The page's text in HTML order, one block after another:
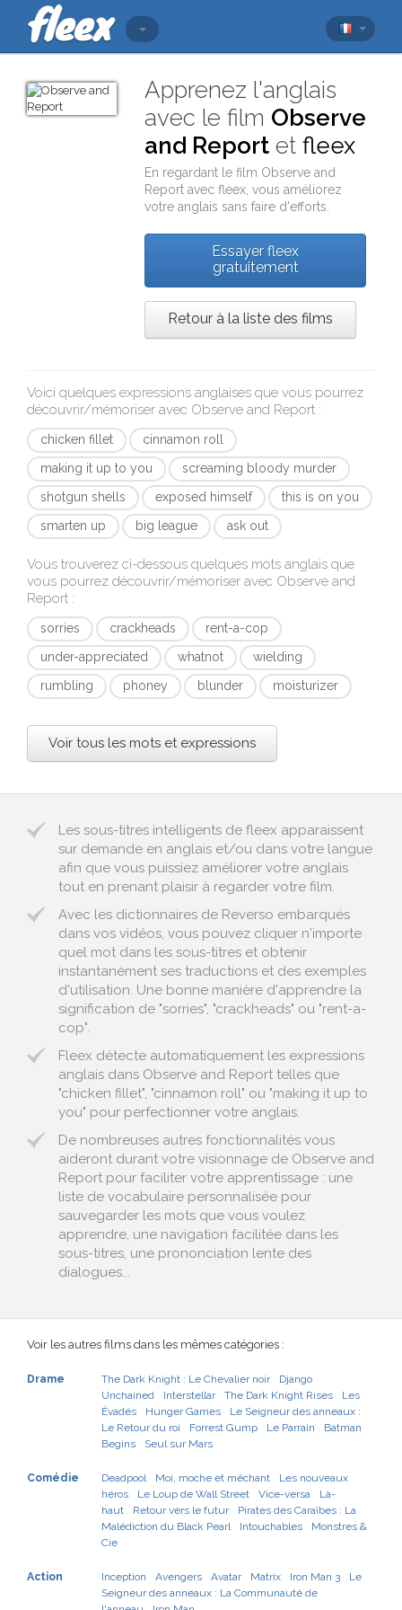
Apprenez l'anglais
avec le film Observe
and Report etfleex
En regardant le film Observe and
Report avecfleex , vous améliorez
votre anglais sans faire d'efforts.
Essayer fleex
gratuitement
Retour à la liste des films
Voici quelques expressions anglaises que vous pourrez
découvrir/mémoriser avec Observe and Report :
chicken fillet
cinnamon roll
making it up to you
screaming bloody murder
shotgun shells
exposed himself
this is on you
smarten up
big league ask out
Vous trouverez ci-dessous quelques mots anglais que
vous pourrez découvrir/mémoriser avec Observe and
Report :
sorries crackheads
rent-a-cop
under-appreciated
whatnot
wielding
rumbling
phoney blunder moisturizer
Voir tous les mots et expressions
Les sous-titres intelligents de fleex apparaissent
sur demande en anglais et/ou dans votre langue
afin que vous puissiez améliorer votre anglais
tout en prenant plaisir à regarder votre film.
Avec les dictionnaires de Reverso embarqués
dans vos vidéos, vous pouvez cliquer n'importe
quel mot dans les sous-titres et obtenir
instantanément ses traductions et des exemples
d'utilisation. Une bonne manière d'apprendre la
signification de "sorries", "crackheads" ou "rent-a-
cop".
Fleex détecte automatiquement les expressions
anglais dans Observe and Report telles que
"chicken fillet", "cinnamon roll" ou "making it up to
you" pour perfectionner votre anglais.
De nombreuses autres fonctionnalités vous
aideront durant votre visionnage de Observe and
Report pour faciliter votre apprentissage : une
liste de vocabulaire personnalisée pour
sauvegarder les mots que vous voulez
apprendre, une navigation facilitée dans les
sous-titres, une prononciation lente des
dialogues...
Voir les autres films dans les mêmes catégories :
Drame The Dark Knight : Le Chevalier noir
Django
Unchained
Interstellar The Dark Knight Rises
Les
Évadés
Hunger Games
Le Seigneur des anneaux :
Le Retour du roi
Forrest Gump Le Parrain
Batman
Begins
Seul sur Mars
Comédie Deadpool Moi, moche et méchant
Les nouveaux
héros
Le Loup de Wall Street Vice-versa
Là-
haut
Retour vers le futur
Pirates des Caraïbes : La
Malédiction du Black Pearl
Intouchables
Monstres &
Cie
Action Inception Avengers Avatar Matrix Iron Man 3
Le
Seigneur des anneaux : La Communauté de